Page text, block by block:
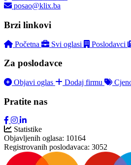
posao@klix.ba
Brzi linkovi
Početna Svi oglasi Poslodavci
Za poslodavce
Objavi oglas Dodaj firmu
Pratite nas
Statistike
Objavljenih oglasa: 10164
Registrovanih poslodavaca: 3052